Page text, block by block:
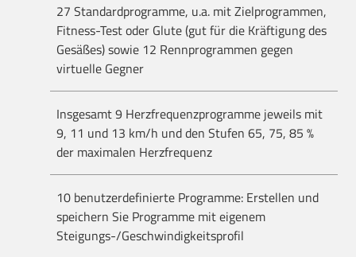
27 Standardprogramme, u.a. mit Zielprogrammen,
Fitness-Test oder Glute (gut für die Kräftigung des
Gesäßes) sowie 12 Rennprogrammen gegen
virtuelle Gegner
Insgesamt 9 Herzfrequenzprogramme jeweils mit
9, 11 und 13 km/h und den Stufen 65, 75, 85 %
der maximalen Herzfrequenz
10 benutzerdefinierte Programme: Erstellen und
speichern Sie Programme mit eigenem
Steigungs-/Geschwindigkeitsprofil